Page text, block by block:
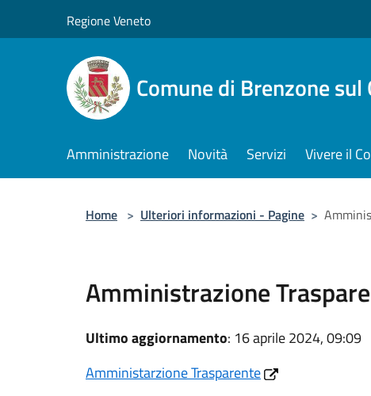
Regione Veneto
Comune di Brenzone sul
Amministrazione Novità Servizi Vivere il
Home > Ulteriori informazioni - Pagine >
Amministrazione
Ultimo aggiornamento: 16 aprile 2024, 09:09
Amministarzione Trasparente